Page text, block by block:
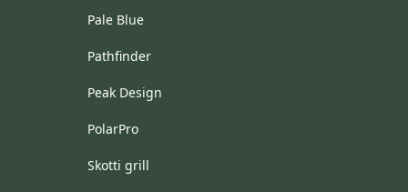
Pale Blue
Pathfinder
Peak Design
PolarPro
Skotti grill